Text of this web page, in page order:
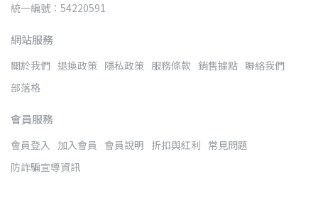
統一編號：54220591
網站服務
關於我們 退換政策 隱私政策 服務條款 銷售據點 聯絡我們
部落格
會員服務
會員登入 加入會員 會員說明 折扣與紅利 常見問題
防詐騙宣導資訊